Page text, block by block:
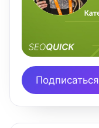
Подписаться